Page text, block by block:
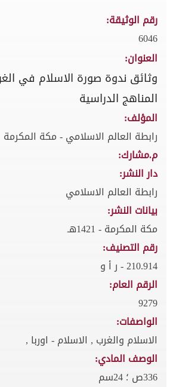
رقم الوثيقة:
6046
العنوان:
وثائق ندوة صورة الاسلام في
المناهج الدراسية
المؤلف:
رابطة العالم الاسلامي - مكة المكرمة
م.مشارك:
دار النشر:
رابطة العالم الاسلامي
بيانات النشر:
مكة المكرمة - 1421هـ
رقم التصنيف:
210.914 - ر أ و
الرقم العام:
9279
الواصفات:
الاسلام والغرب , الاسلام - اوربا ,
الوصف المادي:
336ص ؛ 24سم